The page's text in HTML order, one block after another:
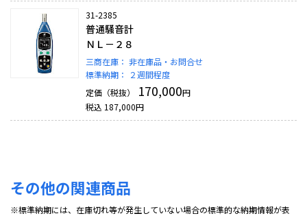
31-2385
普通騒音計
ＮＬ－２８
三商在庫： 非在庫品・お問合せ
標準納期：
２週間程度
定価（税抜）
170,000円
税込 187,000円
その他の関連商品
※標準納期には、在庫切れ等が発生していない場合の標準的な納期情報が表